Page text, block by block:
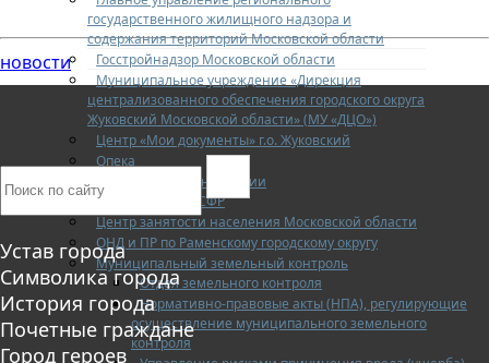
государственного жилищного надзора и
содержания территорий Московской области
Госстройнадзор Московской области
Муниципальное учреждение «Дирекция
централизованного обеспечения городского округа
Жуковский Московской области» (МУ «ДЦО»)
Центр «Мои документы» г.о. Жуковский
Опека
Социальный фонд России
Новости СФР
Центр занятости населения Московской области
ОНД и ПР по Раменскому городскому округу
Муниципальный земельный контроль
Отдел земельного контроля
Нормативно-правовые акты (НПА), регулирующие
осуществление муниципального земельного
контроля
новости
Устав города
Символика города
История города
Почетные граждане
Город героев